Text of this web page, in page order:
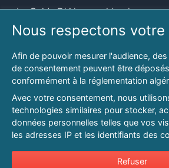
Le Guide D'Alger, guide-alger.com
NOS RÉSEAUX SOCIAUX
Notre page Facebook
Notre page LinkedIn
Notre page Instagram
Notre page Twitter
Nous respectons
Afin de pouvoir mesurer l'audience,
de consentement peuvent être
conformément à la réglementation
Avec votre consentement, nous
technologies similaires pour stocker,
données personnelles telles que vos
les adresses IP et les identifiants des
sur l'intérêt légitime à tout moment en
Refuser